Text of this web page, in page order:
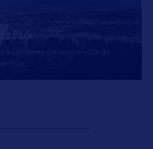
kilomètres du centre-ville de
Pine